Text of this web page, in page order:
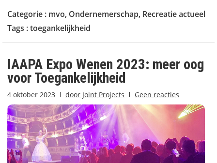
Categorie : mvo, Ondernemerschap, Recreatie actueel
Tags :toegankelijkheid
IAAPA Expo Wenen 2023: meer oog
voor Toegankelijkheid
4 oktober 2023 door Joint Projects Geen reacties